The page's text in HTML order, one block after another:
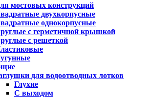
мостовых конструкций
двухкорпусные
однокорпусные
с герметичной крышкой
с решеткой
для водоотводных лотков
Глухие
С выходом